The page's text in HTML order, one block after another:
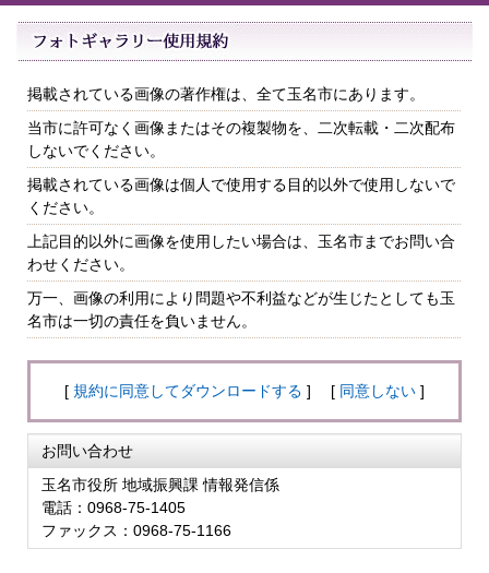
掲載されている画像の著作権は、全て玉名市にあります。
当市に許可なく画像またはその複製物を、二次転載・二次配布
しないでください。
掲載されている画像は個人で使用する目的以外で使用しないで
ください。
上記目的以外に画像を使用したい場合は、玉名市までお問い合
わせください。
万一、画像の利用により問題や不利益などが生じたとしても玉
名市は一切の責任を負いません。
[ 規約に同意してダウンロードする ] [ 同意しない ]
お問い合わせ
玉名市役所 地域振興課 情報発信係
電話：0968-75-1405
ファックス：0968-75-1166